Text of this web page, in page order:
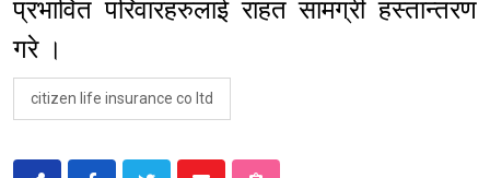
प्रभावित परिवारहरुलाई राहत सामग्री हस्तान्तरण
गरे ।
citizen life insurance co ltd